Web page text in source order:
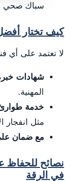
سباك صحي
كيف تختار
لا تعتمد على
شهادات
المهنية.
خدمة طوارئ 24
مثل انفجار
مع ضمان
نصائح
في الرقة